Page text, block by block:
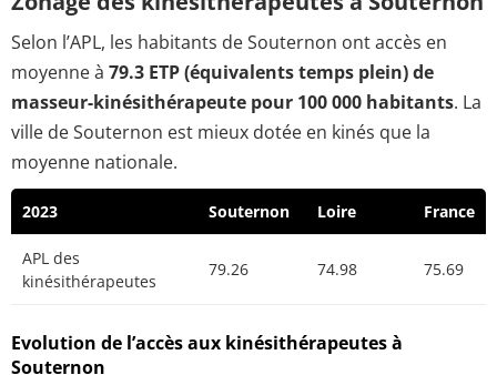
Selon l’APL, les habitants de Souternon ont accès en
moyenne à 79.3 ETP (équivalents temps plein) de
masseur-kinésithérapeute pour 100 000 habitants. La
ville de Souternon est mieux dotée en kinés que la
moyenne nationale.
2023 Souternon Loire France
APL des
kinésithérapeutes
79.26 74.98 75.69
Evolution de l’accès aux kinésithérapeutes à
Souternon